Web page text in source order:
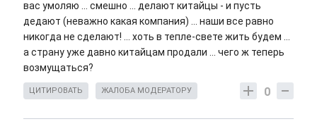
вас умоляю ... смешно ... делают китайцы - и пусть
дедают (неважно какая компания) ... наши все равно
никогда не сделают! ... хоть в тепле-свете жить будем ...
а страну уже давно китайцам продали ... чего ж теперь
возмущаться?
0
ЦИТИРОВАТЬ ЖАЛОБА МОДЕРАТОРУ